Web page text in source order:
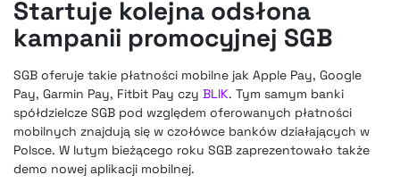
Startuje kolejna odsłona
kampanii promocyjnej SGB
SGB oferuje takie płatności mobilne jak Apple Pay, Google
Pay, Garmin Pay, Fitbit Pay czy BLIK. Tym samym banki
spółdzielcze SGB pod względem oferowanych płatności
mobilnych znajdują się w czołówce banków działających w
Polsce. W lutym bieżącego roku SGB zaprezentowało także
demo nowej aplikacji mobilnej.